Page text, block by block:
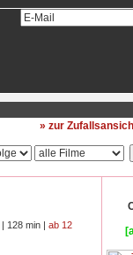
» zur
| 128 min | ab 12